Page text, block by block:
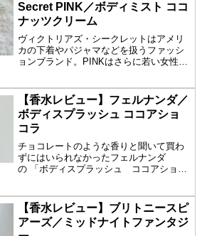
Secret PINK／ボディミスト ココ
ナッツクリーム
ヴィクトリアズ・シークレットはアメリ
カの下着やパジャマなどを扱うファッシ
ョンブランド。PINKはさらに若い女性を
【香水レビュー】フェルナンダ／
ボディスプラッシュ ココアショ
コラ
チョコレートのような香りと聞いて買わ
ずにはいられなかったフェルナンダ
の 「ボディスプラッシュ ココアショコ
【香水レビュー】ブリトニースピ
アーズ／ミッドナイトファンタジ